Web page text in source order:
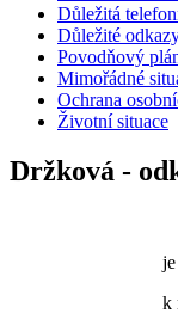
Důležitá
Důležité
Povodňový
Mimořádné
Ochrana
Životní situace
Držková -
k